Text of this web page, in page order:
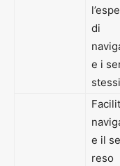
di
e i
e il
reso